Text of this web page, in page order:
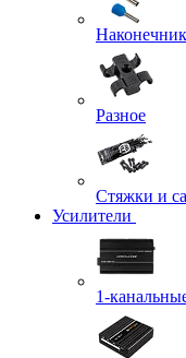
Разное
Стяжки и
Усилители
1-